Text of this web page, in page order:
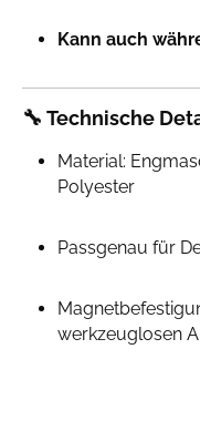
Kann auch
🔧 Technische
Material:
Polyester
Passgenau für
werkzeuglosen